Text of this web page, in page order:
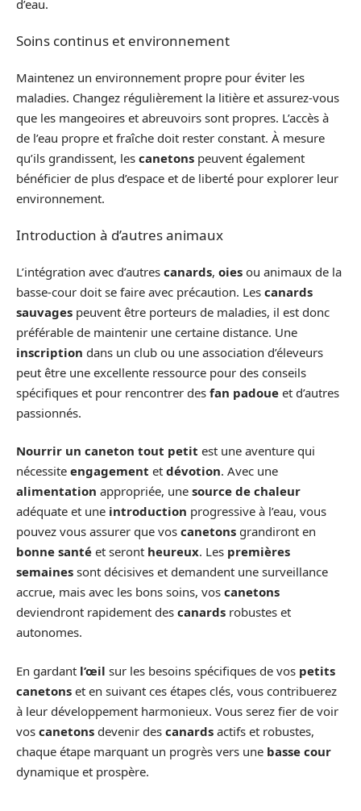
d’eau.
Soins continus et environnement
Maintenez un environnement propre pour éviter les
maladies. Changez régulièrement la litière et assurez-vous
que les mangeoires et abreuvoirs sont propres. L’accès à
de l’eau propre et fraîche doit rester constant. À mesure
qu’ils grandissent, les canetons peuvent également
bénéficier de plus d’espace et de liberté pour explorer leur
environnement.
Introduction à d’autres animaux
L’intégration avec d’autres canards, oies ou animaux de la
basse-cour doit se faire avec précaution. Les canards
sauvages peuvent être porteurs de maladies, il est donc
préférable de maintenir une certaine distance. Une
inscription dans un club ou une association d’éleveurs
peut être une excellente ressource pour des conseils
spécifiques et pour rencontrer des fan padoue et d’autres
passionnés.
Nourrir un caneton tout petit est une aventure qui
nécessite engagement et dévotion. Avec une
alimentation appropriée, une source de chaleur
adéquate et une introduction progressive à l’eau, vous
pouvez vous assurer que vos canetons grandiront en
bonne santé et seront heureux. Les premières
semaines sont décisives et demandent une surveillance
accrue, mais avec les bons soins, vos canetons
deviendront rapidement des canards robustes et
autonomes.
En gardant l’œil sur les besoins spécifiques de vos petits
canetons et en suivant ces étapes clés, vous contribuerez
à leur développement harmonieux. Vous serez fier de voir
vos canetons devenir des canards actifs et robustes,
chaque étape marquant un progrès vers une basse cour
dynamique et prospère.